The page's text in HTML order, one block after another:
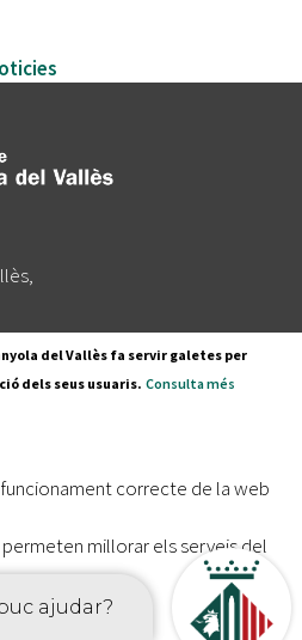
de dades
del Vallès fa servir galetes per
dels seus usuaris. Consulta més
correcte de la web
millorar els serveis del
publicitària